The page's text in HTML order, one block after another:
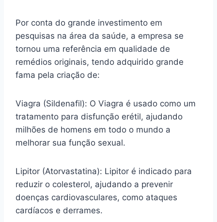
Por conta do grande investimento em
pesquisas na área da saúde, a empresa se
tornou uma referência em qualidade de
remédios originais, tendo adquirido grande
fama pela criação de:
Viagra (Sildenafil): O Viagra é usado como um
tratamento para disfunção erétil, ajudando
milhões de homens em todo o mundo a
melhorar sua função sexual.
Lipitor (Atorvastatina): Lipitor é indicado para
reduzir o colesterol, ajudando a prevenir
doenças cardiovasculares, como ataques
cardíacos e derrames.